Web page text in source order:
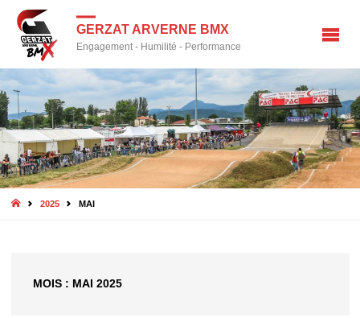
GERZAT ARVERNE BMX
Engagement - Humilité - Performance
HOME2025 MAI
MOIS : MAI 2025